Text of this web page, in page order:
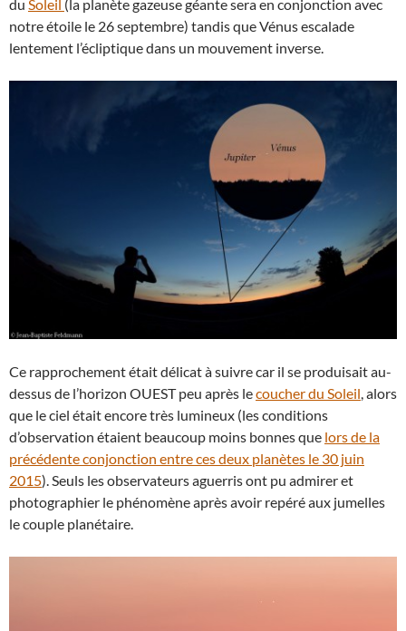
du Soleil (la planète gazeuse géante sera en conjonction avec
notre étoile le 26 septembre) tandis que Vénus escalade
lentement l’écliptique dans un mouvement inverse.
Ce rapprochement était délicat à suivre car il se produisait au-
dessus de l’horizon OUEST peu après lecoucher du Soleil , alors
que le ciel était encore très lumineux (les conditions
d’observation étaient beaucoup moins bonnes que lors de la
précédente conjonction entre ces deux planètes le 30 juin
2015). Seuls les observateurs aguerris ont pu admirer et
photographier le phénomène après avoir repéré aux jumelles
le couple planétaire.